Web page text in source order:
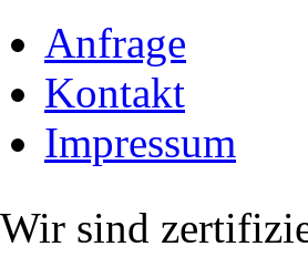
Anfrage
Kontakt
Impressum
Wir sind